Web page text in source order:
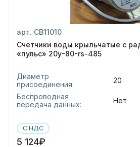
арт. СВ11010
Счетчики воды крыльчатые с
«пульс» 20у-80-rs-485
Диаметр
присоединения:
20
Беспроводная
передача данных:
Нет
С НДС
5 124₽